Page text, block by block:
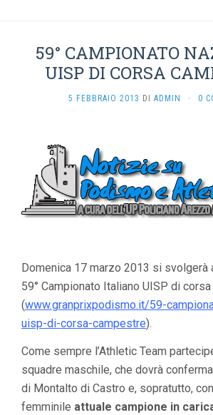
59° CAMPIONATO
UISP DI CORSA
5 FEBBRAIO 2013 DI ADMIN · 0
Domenica 17 marzo 2013 si svolgerà
59° Campionato Italiano UISP di
(www.granprixpodismo.it/59-
uisp-di-corsa-campestre).
Come sempre l’Athletic Team
squadre maschile, che dovrà
di Montalto di Castro e, sopratutto,
femminile attuale campione in